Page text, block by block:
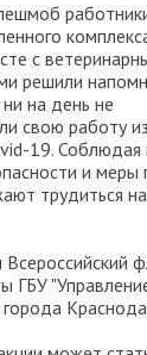
с
решили
на день не
свою работу
19. Соблюдая
и меры
трудиться
ГБУ